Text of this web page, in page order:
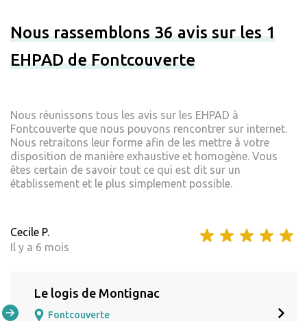
Nous rassemblons 36 avis sur les 1
EHPAD de Fontcouverte
Nous réunissons tous les avis sur les EHPAD à
Fontcouverte que nous pouvons rencontrer sur internet.
Nous retraitons leur forme afin de les mettre à votre
disposition de manière exhaustive et homogène. Vous
êtes certain de savoir tout ce qui est dit sur un
établissement et le plus simplement possible.
Cecile P.
Il y a 6 mois
Le logis de Montignac
Fontcouverte